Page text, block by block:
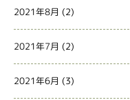
2021年8月 (2)
2021年7月 (2)
2021年6月 (3)